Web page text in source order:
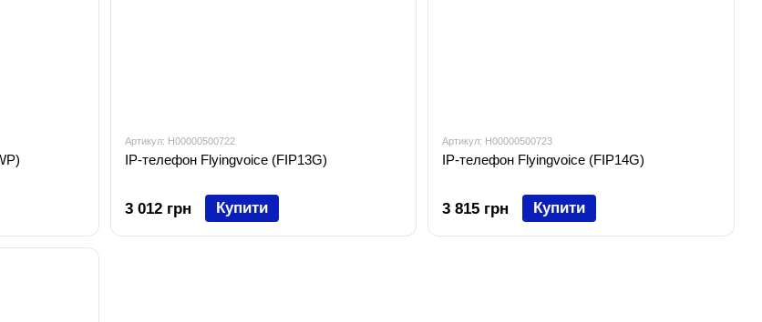
Артикул: H00000500722
IP-телефон Flyingvoice (FIP13G)
3 012 грн Купити
Артикул: H00000500723
IP-телефон Flyingvoice (FIP14G)
3 815 грн Купити